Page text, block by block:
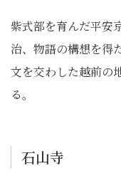
紫式部を育んだ平安
治、物語の構想を得
文を交わした越前の
る。
石山寺